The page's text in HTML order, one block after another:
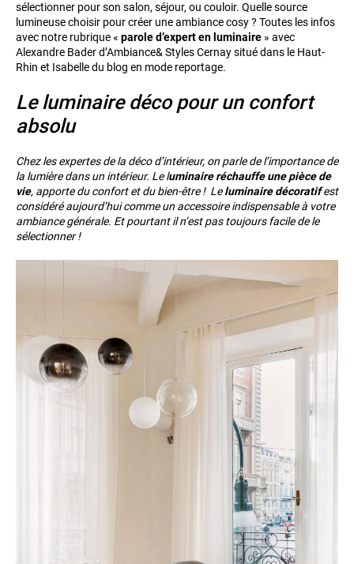
sélectionner pour son salon, séjour, ou couloir. Quelle source
lumineuse choisir pour créer une ambiance cosy ? Toutes les infos
avec notre rubrique « parole d’expert en luminaire » avec
Alexandre Bader d’Ambiance& Styles Cernay situé dans le Haut-
Rhin et Isabelle du blog en mode reportage.
Le luminaire déco pour un confort
absolu
Chez les expertes de la déco d’intérieur, on parle de l’importance de
la lumière dans un intérieur. Le luminaire réchauffe une pièce de
vie, apporte du confort et du bien-être ! Leluminaire décoratifest
considéré aujourd’hui comme un accessoire indispensable à votre
ambiance générale. Et pourtant il n’est pas toujours facile de le
sélectionner !